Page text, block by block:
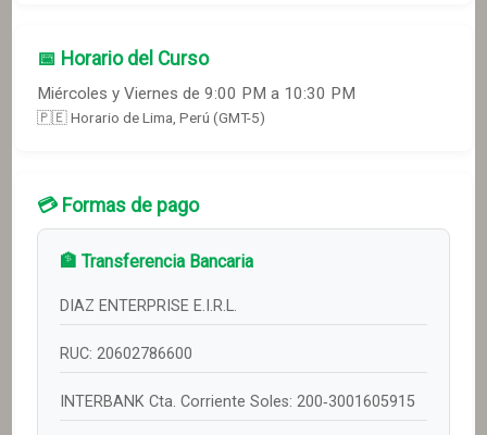
📅 Horario del Curso
Miércoles y Viernes de 9:00 PM a 10:30 PM
🇵🇪 Horario de Lima, Perú (GMT-5)
💳 Formas de pago
🏦 Transferencia Bancaria
DIAZ ENTERPRISE E.I.R.L.
RUC: 20602786600
INTERBANK Cta. Corriente Soles: 200‑3001605915